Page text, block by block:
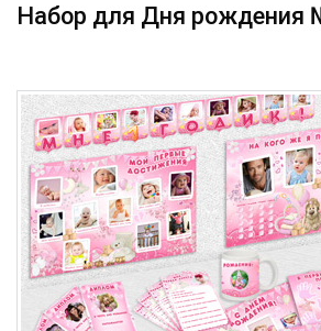
Набор для Дня рождения